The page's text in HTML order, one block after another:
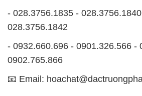
- 028.3756.1835 -
028.3756.1842
- 0932.660.696 - 0901.326.566 -
0902.765.866
📧 Email: